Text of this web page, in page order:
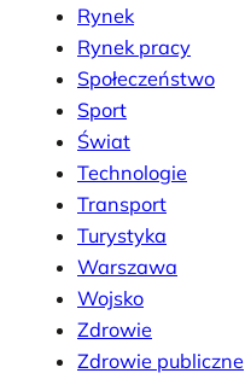
Rynek
Rynek pracy
Społeczeństwo
Sport
Świat
Technologie
Transport
Turystyka
Warszawa
Wojsko
Zdrowie
Zdrowie publiczne